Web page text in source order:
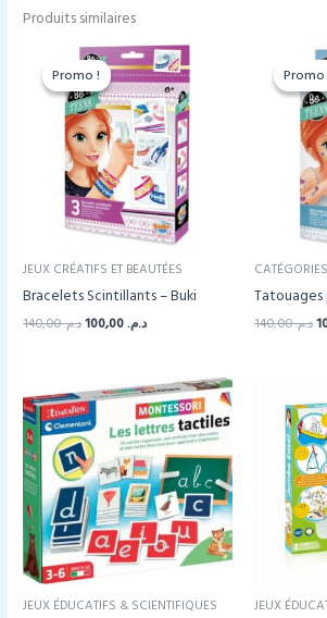
Produits similaires
Promo !
Promo !
JEUX CRÉATIFS ET BEAUTÉES
Bracelets Scintillants – Buki
د.م.140,00
Le
د.م. 140,00.
د.م.Le
د.م. 100,00.
Promo
Promo
CATÉGORIES
Tatouages
د.م.140,00
JEUX ÉDUCATIFS & SCIENTIFIQUES JEUX